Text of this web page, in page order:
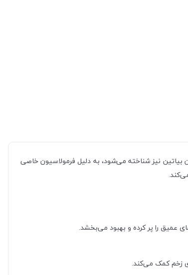
نیز شناخته می‌شود، به دلیل فرمولاسیون خاصی
عمیق را پر کرده و بهبود می‌بخشد.
زخم کمک می‌کند.